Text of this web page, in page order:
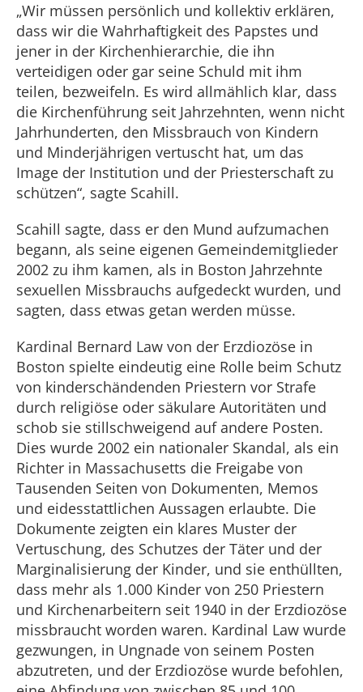
„Wir müssen persönlich und kollektiv erklären,
dass wir die Wahrhaftigkeit des Papstes und
jener in der Kirchenhierarchie, die ihn
verteidigen oder gar seine Schuld mit ihm
teilen, bezweifeln. Es wird allmählich klar, dass
die Kirchenführung seit Jahrzehnten, wenn nicht
Jahrhunderten, den Missbrauch von Kindern
und Minderjährigen vertuscht hat, um das
Image der Institution und der Priesterschaft zu
schützen“, sagte Scahill.
Scahill sagte, dass er den Mund aufzumachen
begann, als seine eigenen Gemeindemitglieder
2002 zu ihm kamen, als in Boston Jahrzehnte
sexuellen Missbrauchs aufgedeckt wurden, und
sagten, dass etwas getan werden müsse.
Kardinal Bernard Law von der Erzdiozöse in
Boston spielte eindeutig eine Rolle beim Schutz
von kinderschändenden Priestern vor Strafe
durch religiöse oder säkulare Autoritäten und
schob sie stillschweigend auf andere Posten.
Dies wurde 2002 ein nationaler Skandal, als ein
Richter in Massachusetts die Freigabe von
Tausenden Seiten von Dokumenten, Memos
und eidesstattlichen Aussagen erlaubte. Die
Dokumente zeigten ein klares Muster der
Vertuschung, des Schutzes der Täter und der
Marginalisierung der Kinder, und sie enthüllten,
dass mehr als 1.000 Kinder von 250 Priestern
und Kirchenarbeitern seit 1940 in der Erzdiozöse
missbraucht worden waren. Kardinal Law wurde
gezwungen, in Ungnade von seinem Posten
abzutreten, und der Erzdiozöse wurde befohlen,